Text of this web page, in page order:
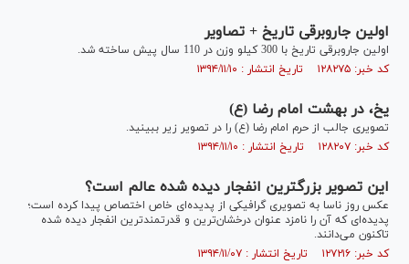
اولین جاروبرقی تاریخ + تصاویر
اولین جاروبرقی تاریخ با 300 کیلو وزن در 110 سال پیش ساخته شد.
کد خبر: ۱۲۸۲۷۵ تاریخ انتشار : ۱۳۹۴/۱۱/۱۰
یخ، در بهشت امام رضا (ع)
تصویری جالب از حرم امام رضا (ع) را در تصویر زیر ببینید.
کد خبر: ۱۲۸۲۰۷ تاریخ انتشار : ۱۳۹۴/۱۱/۱۰
این تصویر بزرگترین انفجار دیده شده عالم است؟
عکس روز ناسا به تصویری گرافیکی از پدیده‌ای خاص اختصاص پیدا کرده است؛
پدیده‌ای که آن را نامزد عنوان درخشان‌ترین و قدرتمندترین انفجار دیده شده
تاکنون می‌دانند.
کد خبر: ۱۲۷۲۱۶ تاریخ انتشار : ۱۳۹۴/۱۱/۰۷